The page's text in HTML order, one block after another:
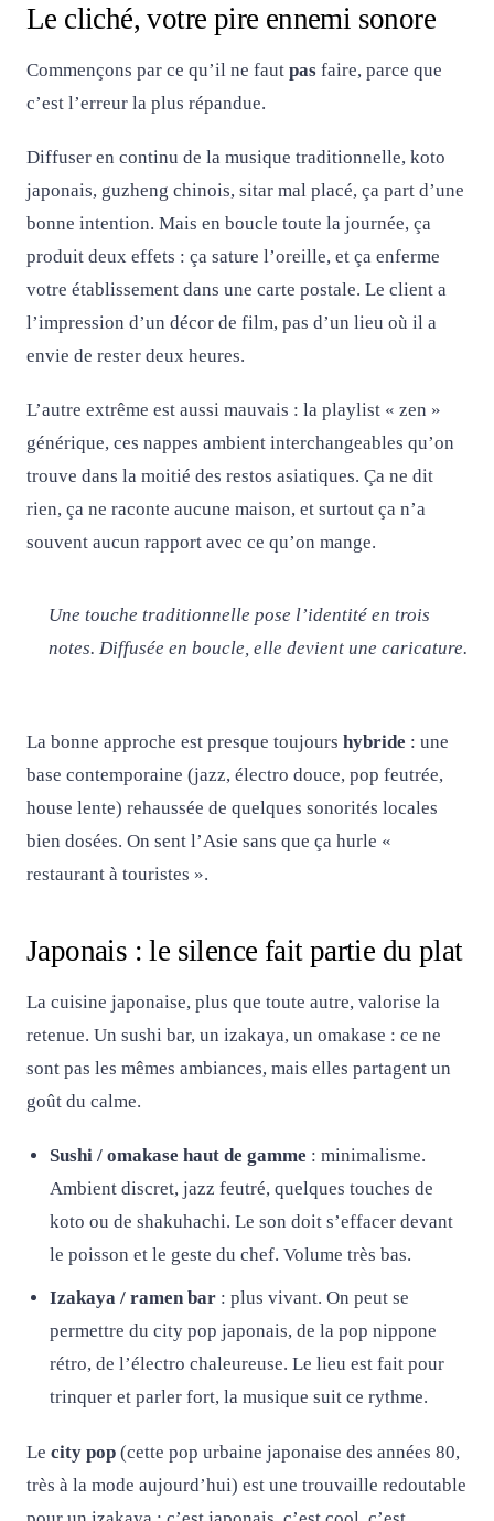
Le cliché, votre pire ennemi sonore
Commençons par ce qu’il ne faut pas faire, parce que
c’est l’erreur la plus répandue.
Diffuser en continu de la musique traditionnelle, koto
japonais, guzheng chinois, sitar mal placé, ça part d’une
bonne intention. Mais en boucle toute la journée, ça
produit deux effets : ça sature l’oreille, et ça enferme
votre établissement dans une carte postale. Le client a
l’impression d’un décor de film, pas d’un lieu où il a
envie de rester deux heures.
L’autre extrême est aussi mauvais : la playlist « zen »
générique, ces nappes ambient interchangeables qu’on
trouve dans la moitié des restos asiatiques. Ça ne dit
rien, ça ne raconte aucune maison, et surtout ça n’a
souvent aucun rapport avec ce qu’on mange.
Une touche traditionnelle pose l’identité en trois
notes. Diffusée en boucle, elle devient une caricature.
La bonne approche est presque toujours hybride : une
base contemporaine (jazz, électro douce, pop feutrée,
house lente) rehaussée de quelques sonorités locales
bien dosées. On sent l’Asie sans que ça hurle «
restaurant à touristes ».
Japonais : le silence fait partie du plat
La cuisine japonaise, plus que toute autre, valorise la
retenue. Un sushi bar, un izakaya, un omakase : ce ne
sont pas les mêmes ambiances, mais elles partagent un
goût du calme.
Sushi / omakase haut de gamme : minimalisme.
Ambient discret, jazz feutré, quelques touches de
koto ou de shakuhachi. Le son doit s’effacer devant
le poisson et le geste du chef. Volume très bas.
Izakaya / ramen bar: plus vivant. On peut se
permettre du city pop japonais, de la pop nippone
rétro, de l’électro chaleureuse. Le lieu est fait pour
trinquer et parler fort, la musique suit ce rythme.
Le city pop (cette pop urbaine japonaise des années 80,
très à la mode aujourd’hui) est une trouvaille redoutable